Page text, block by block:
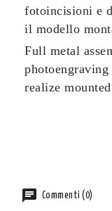
fotoincisioni e
il modello
Full metal
photoengraving
realize
Commenti (0)